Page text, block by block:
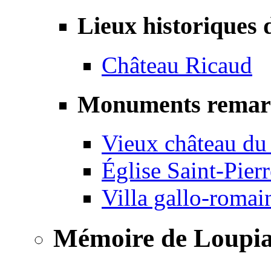
Lieux historiques
Château Ricaud
Monuments
Vieux château
Église Saint-
Villa gallo-
Mémoire de